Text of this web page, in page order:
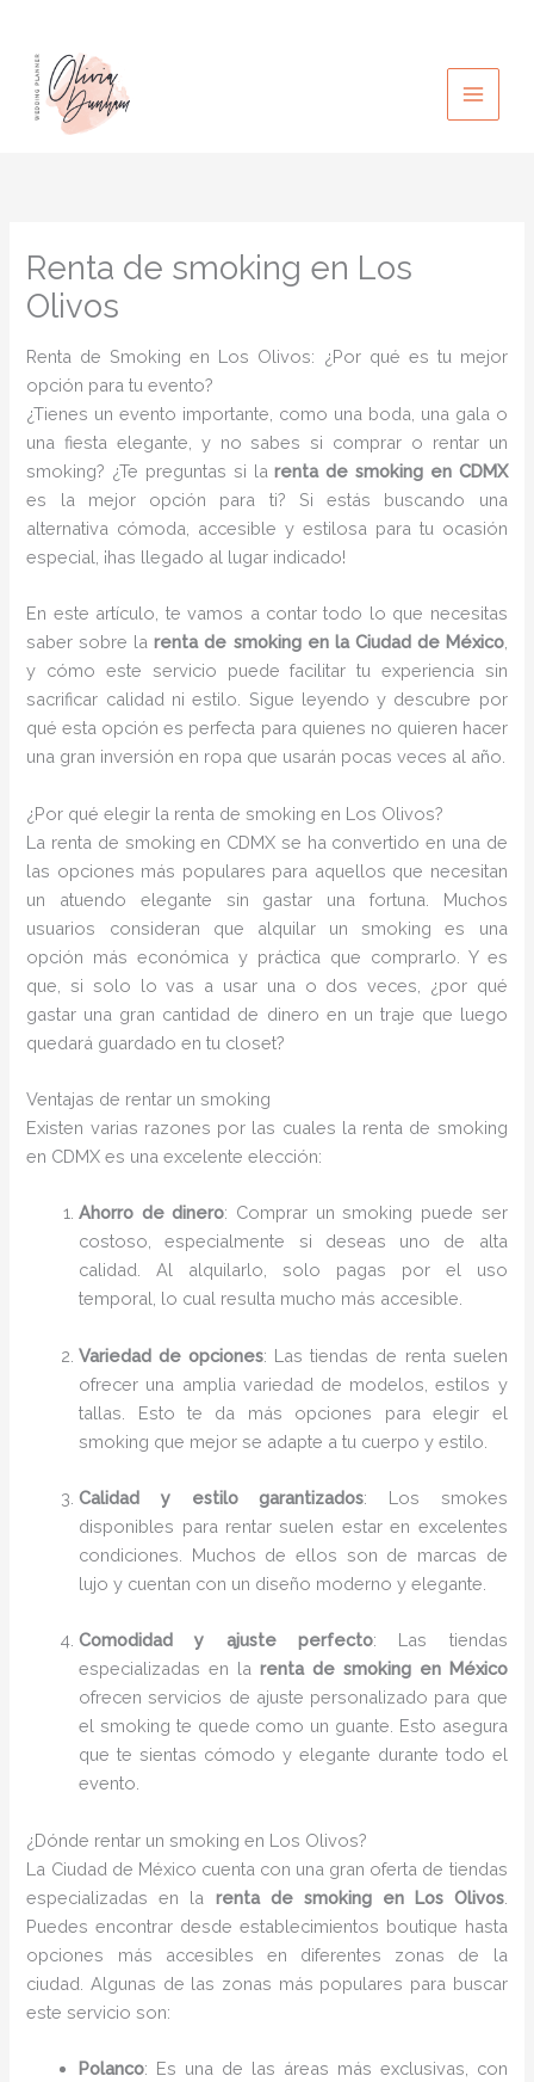
contenido
Renta de smoking en Los
Olivos
Renta de Smoking en Los Olivos: ¿Por qué es tu mejor
opción para tu evento?
¿Tienes un evento importante, como una boda, una gala o
una fiesta elegante, y no sabes si comprar o rentar un
smoking? ¿Te preguntas si larenta de smoking en CDMX
es la mejor opción para ti? Si estás buscando una
alternativa cómoda, accesible y estilosa para tu ocasión
especial, ¡has llegado al lugar indicado!
En este artículo, te vamos a contar todo lo que necesitas
saber sobre larenta de smoking en la Ciudad de México,
y cómo este servicio puede facilitar tu experiencia sin
sacrificar calidad ni estilo. Sigue leyendo y descubre por
qué esta opción es perfecta para quienes no quieren hacer
una gran inversión en ropa que usarán pocas veces al año.
¿Por qué elegir la renta de smoking en Los Olivos?
La renta de smoking en CDMX se ha convertido en una de
las opciones más populares para aquellos que necesitan
un atuendo elegante sin gastar una fortuna. Muchos
usuarios consideran que alquilar un smoking es una
opción más económica y práctica que comprarlo. Y es
que, si solo lo vas a usar una o dos veces, ¿por qué
gastar una gran cantidad de dinero en un traje que luego
quedará guardado en tu closet?
Ventajas de rentar un smoking
Existen varias razones por las cuales la renta de smoking
en CDMX es una excelente elección:
Ahorro de dinero: Comprar un smoking puede ser
costoso, especialmente si deseas uno de alta
calidad. Al alquilarlo, solo pagas por el uso
temporal, lo cual resulta mucho más accesible.
Variedad de opciones: Las tiendas de renta suelen
ofrecer una amplia variedad de modelos, estilos y
tallas. Esto te da más opciones para elegir el
smoking que mejor se adapte a tu cuerpo y estilo.
Calidad y estilo garantizados: Los smokes
disponibles para rentar suelen estar en excelentes
condiciones. Muchos de ellos son de marcas de
lujo y cuentan con un diseño moderno y elegante.
Comodidad y ajuste perfecto: Las tiendas
especializadas en la renta de smoking en México
ofrecen servicios de ajuste personalizado para que
el smoking te quede como un guante. Esto asegura
que te sientas cómodo y elegante durante todo el
evento.
¿Dónde rentar un smoking en Los Olivos?
La Ciudad de México cuenta con una gran oferta de tiendas
especializadas en la renta de smoking en Los Olivos.
Puedes encontrar desde establecimientos boutique hasta
opciones más accesibles en diferentes zonas de la
ciudad. Algunas de las zonas más populares para buscar
este servicio son:
Polanco: Es una de las áreas más exclusivas, con